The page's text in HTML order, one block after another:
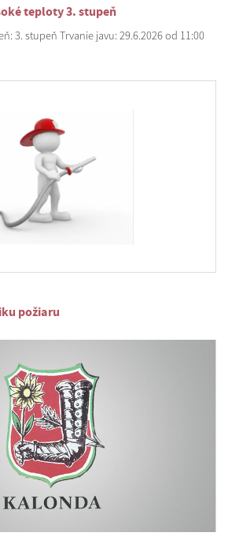
teploty 3. stupeň
3. stupeň Trvanie javu: 29.6.2026 od 11:00
požiaru